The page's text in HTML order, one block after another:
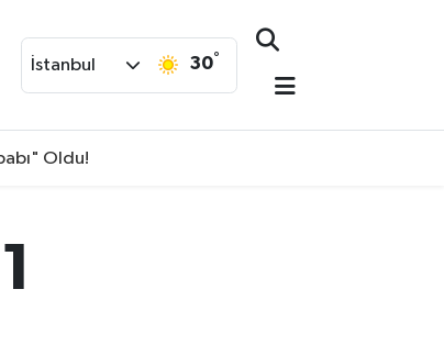
İstanbul 30°
Oldu!